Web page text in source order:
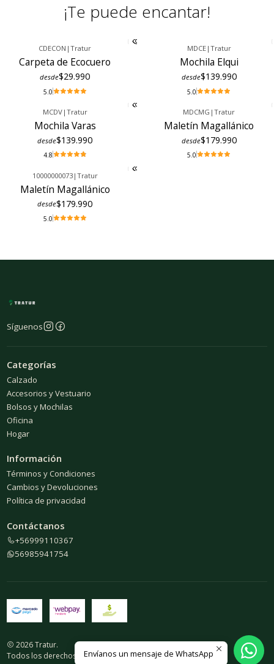
¡Te puede encantar!
CDECON |Tratur
Carpeta de Ecocuero
desde$29.990
5.0
MDCE| Tratur
Mochila Elqui
desde$139.990
5.0
MCDV| Tratur
Mochila Varas
desde$139.990
4.8
MDCMG |Tratur
Maletín Magallánico
desde$179.990
5.0
10000000073| Tratur
Maletín Magallánico
desde$179.990
5.0
Síguenos
Categorías
Calzado
Accesorios y Vestuario
Bolsos y Mochilas
Oficina
Hogar
Información
Términos y Condiciones
Cambios y Devoluciones
Política de privacidad
Contáctanos
+56999110367
56985941754
2026 Tratur.
Todos los derechos reservados.Desarrollado por Jumpseller
Envíanos un mensaje de WhatsApp